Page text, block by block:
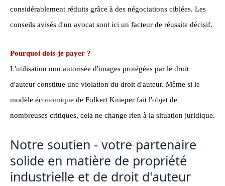
considérablement réduits grâce à des négociations ciblées. Les
conseils avisés d'un avocat sont ici un facteur de réussite décisif.
Pourquoi dois-je payer ?
L'utilisation non autorisée d'images protégées par le droit
d'auteur constitue une violation du droit d'auteur. Même si le
modèle économique de Folkert Knieper fait l'objet de
nombreuses critiques, cela ne change rien à la situation juridique.
Notre soutien - votre partenaire
solide en matière de propriété
industrielle et de droit d'auteur